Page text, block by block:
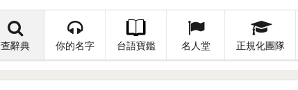
查辭典 你的名字 台語寶鑑 名人堂 正規化團隊